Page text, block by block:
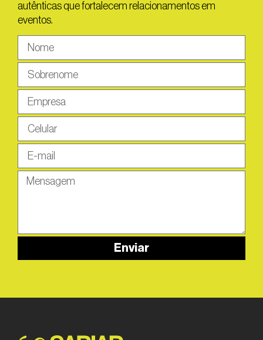
autênticas que fortalecem relacionamentos em
eventos.
Enviar